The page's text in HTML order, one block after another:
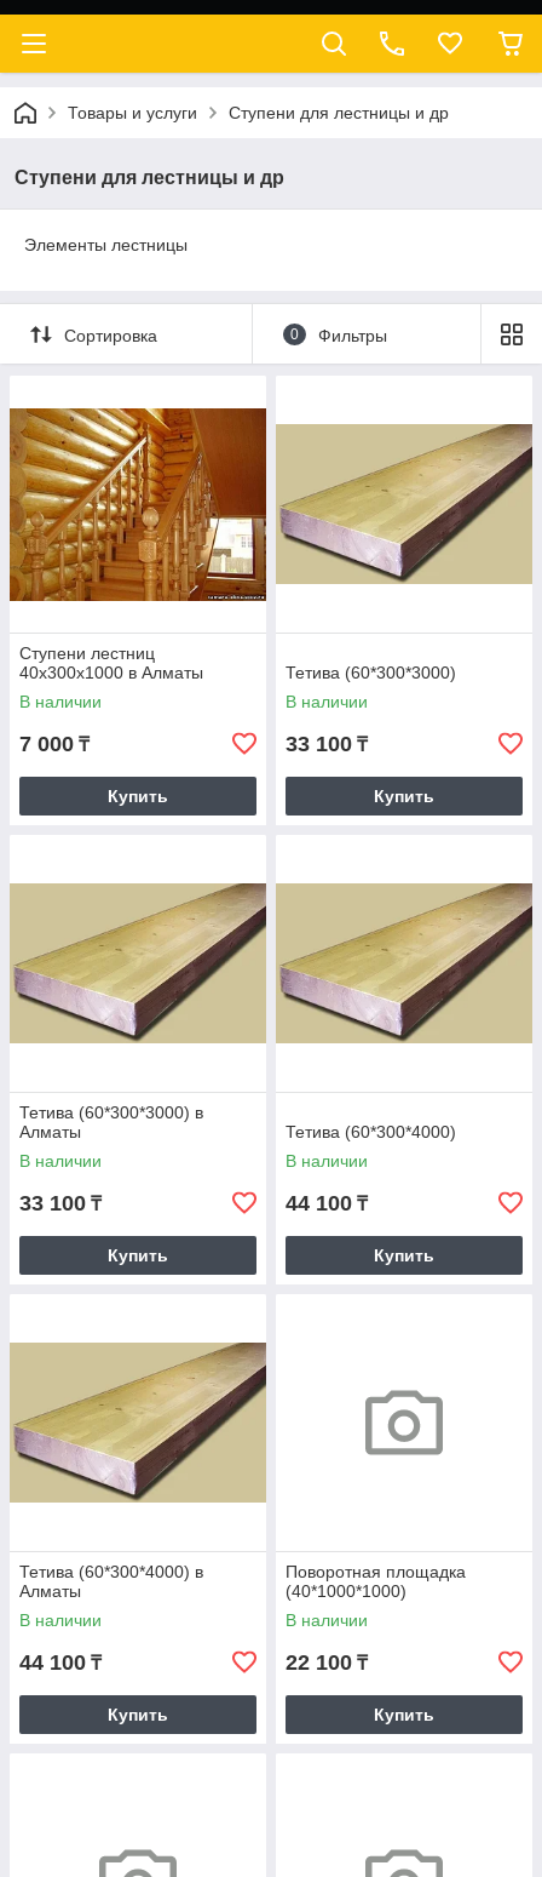
Товары и услуги Ступени для лестницы и др
Ступени для лестницы и др
Элементы лестницы
Сортировка 0 Фильтры
Ступени лестниц
40х300х1000 в Алматы
В наличии
7 000 ₸
Купить
Тетива (60*300*3000)
В наличии
33 100 ₸
Купить
Тетива (60*300*3000) в
Алматы
В наличии
33 100 ₸
Купить
Тетива (60*300*4000)
В наличии
44 100 ₸
Купить
Тетива (60*300*4000) в
Алматы
В наличии
44 100 ₸
Купить
Поворотная площадка
(40*1000*1000)
В наличии
22 100 ₸
Купить